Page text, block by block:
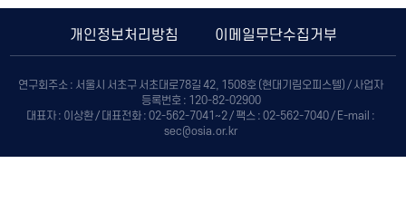
개인정보처리방침 이메일무단수집거부
연구회주소 : 서울시 서초구 서초대로78길 42, 1508호 (현대기림오피스텔) / 사업자
등록번호 : 120-82-02900
대표자 : 이상환 / 대표전화 : 02-562-7041~2 / 팩스 : 02-562-7040 / E-mail :
sec@osia.or.kr